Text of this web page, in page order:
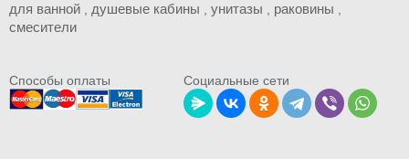
для ванной
душевые кабины унитазы раковины
смесители
Cпособы оплаты Социальные сети